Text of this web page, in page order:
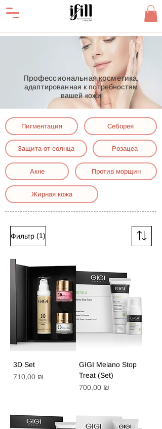
Профессиональная косметика,
адаптированная к потребностям
вашей кожи
Пигментация Себорея
Защита от солнца Розацеа
Акне Против морщин
Жирная кожа
Фильтр (1)
3D Set
Цена
710,00 ₪
GIGI Melano Stop
Treat (Set)
Цена
700,00 ₪